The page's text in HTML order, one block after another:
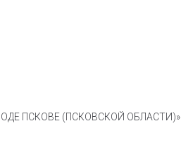
ПСКОВЕ (ПСКОВСКОЙ ОБЛАСТИ)»